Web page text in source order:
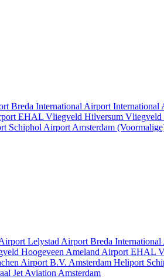
Breda International Airport International
EHAL Vliegveld Hilversum Vliegveld
Schiphol Airport Amsterdam
Lelystad Airport Breda
Hoogeveen Ameland Airport EHAL
Airport B.V. Amsterdam Heliport
Jet Aviation Amsterdam